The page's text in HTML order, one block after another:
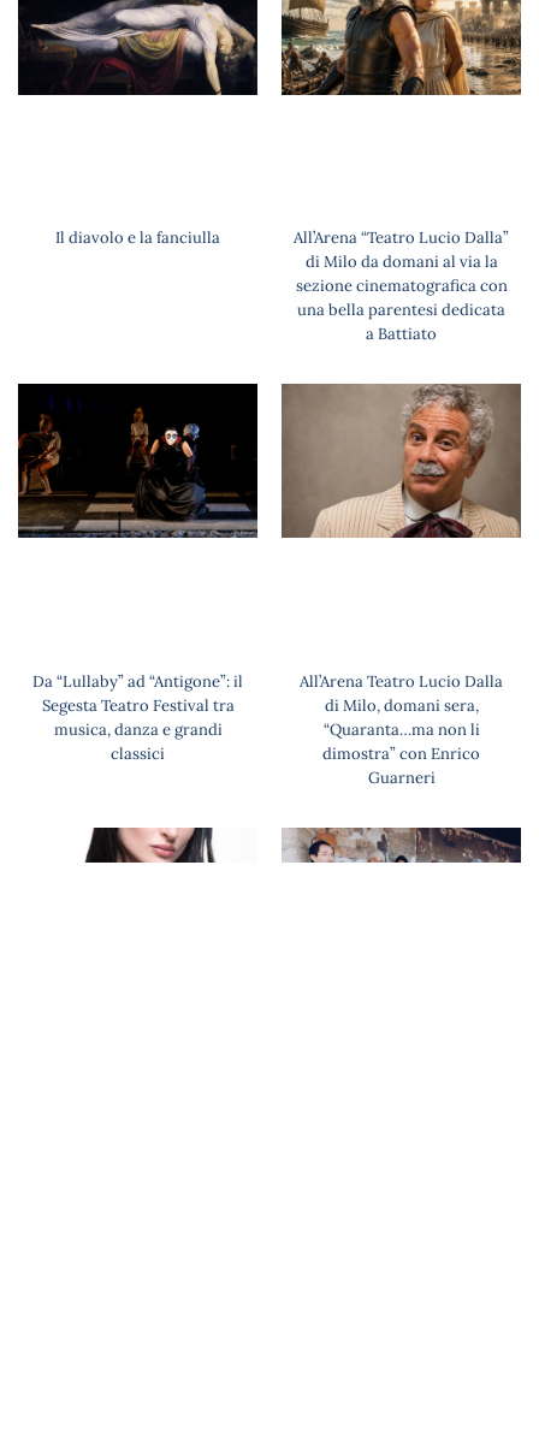
Il diavolo e la fanciulla
All’Arena “Teatro Lucio Dalla”
di Milo da domani al via la
sezione cinematografica con
una bella parentesi dedicata
a Battiato
Da “Lullaby” ad “Antigone”: il
Segesta Teatro Festival tra
musica, danza e grandi
classici
All’Arena Teatro Lucio Dalla
di Milo, domani sera,
“Quaranta…ma non li
dimostra” con Enrico
Guarneri